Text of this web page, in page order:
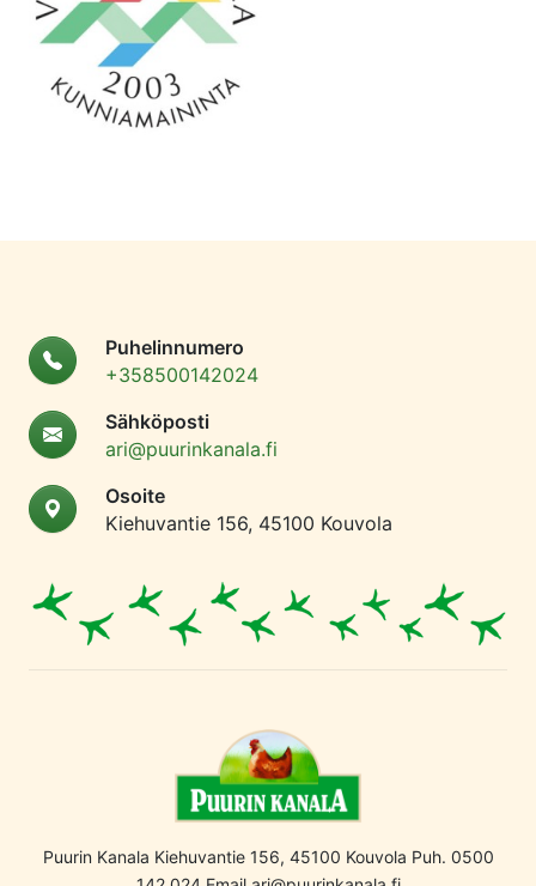
Puhelinnumero
+358500142024
Sähköposti
ari@puurinkanala.fi
Osoite
Kiehuvantie 156, 45100 Kouvola
Puurin Kanala Kiehuvantie 156, 45100 Kouvola Puh. 0500